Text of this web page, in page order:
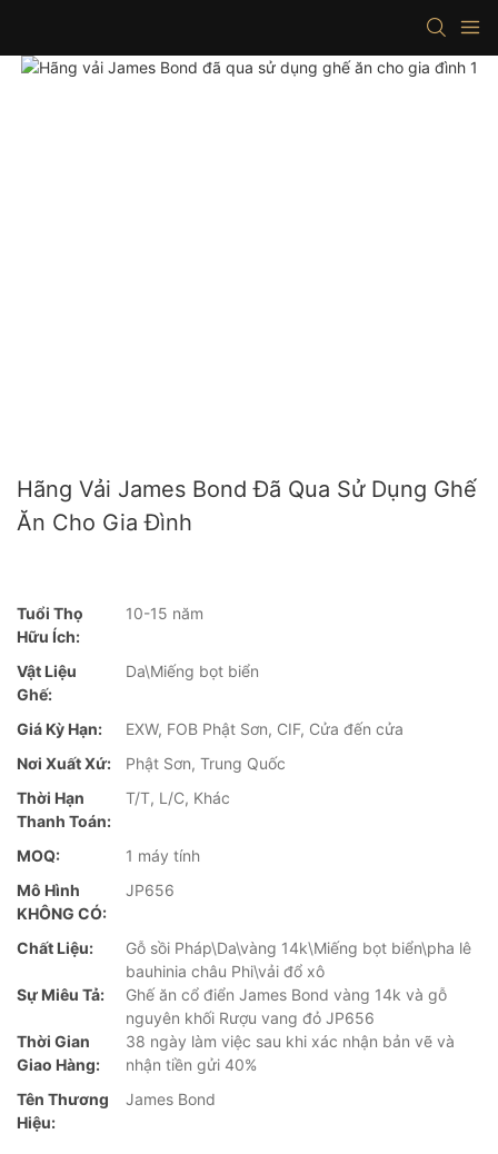
Hãng Vải James Bond Đã Qua Sử Dụng Ghế
Ăn Cho Gia Đình
Tuổi Thọ
Hữu Ích:
10-15 năm
Vật Liệu
Ghế:
Da\Miếng bọt biển
Giá Kỳ Hạn:
EXW, FOB Phật Sơn, CIF, Cửa đến cửa
Nơi Xuất Xứ:
Phật Sơn, Trung Quốc
Thời Hạn
Thanh Toán:
T/T, L/C, Khác
MOQ:
1 máy tính
Mô Hình
KHÔNG CÓ:
JP656
Chất Liệu:
Gỗ sồi Pháp\Da\vàng 14k\Miếng bọt biển\pha lê
bauhinia châu Phi\vải đổ xô
Sự Miêu Tả:
Ghế ăn cổ điển James Bond vàng 14k và gỗ
nguyên khối Rượu vang đỏ JP656
Thời Gian
Giao Hàng:
38 ngày làm việc sau khi xác nhận bản vẽ và
nhận tiền gửi 40%
Tên Thương
Hiệu:
James Bond